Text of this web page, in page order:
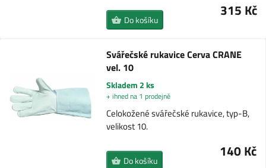
315 Kč
Do košíku
Svářečské rukavice Cerva CRANE
vel. 10
Skladem 2 ks
+ ihned na 1 prodejně
Celokožené svářečské rukavice, typ-B,
velikost 10.
140 Kč
Do košíku